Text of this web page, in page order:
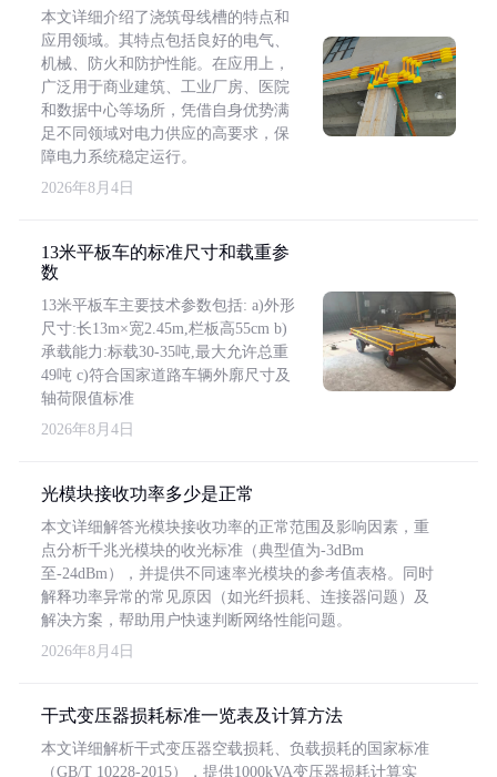
本文详细介绍了浇筑母线槽的特点和
应用领域。其特点包括良好的电气、
机械、防火和防护性能。在应用上，
广泛用于商业建筑、工业厂房、医院
和数据中心等场所，凭借自身优势满
足不同领域对电力供应的高要求，保
障电力系统稳定运行。
2026年8月4日
13米平板车的标准尺寸和载重参
数
13米平板车主要技术参数包括: a)外形
尺寸:长13m×宽2.45m,栏板高55cm b)
承载能力:标载30-35吨,最大允许总重
49吨 c)符合国家道路车辆外廓尺寸及
轴荷限值标准
2026年8月4日
光模块接收功率多少是正常
本文详细解答光模块接收功率的正常范围及影响因素，重
点分析千兆光模块的收光标准（典型值为-3dBm
至-24dBm），并提供不同速率光模块的参考值表格。同时
解释功率异常的常见原因（如光纤损耗、连接器问题）及
解决方案，帮助用户快速判断网络性能问题。
2026年8月4日
干式变压器损耗标准一览表及计算方法
本文详细解析干式变压器空载损耗、负载损耗的国家标准
（GB/T 10228-2015），提供1000kVA变压器损耗计算实